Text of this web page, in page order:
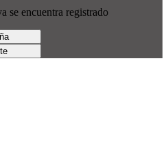
se encuentra registrado